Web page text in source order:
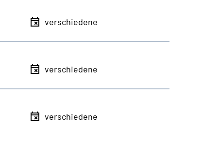
verschiedene
verschiedene
verschiedene